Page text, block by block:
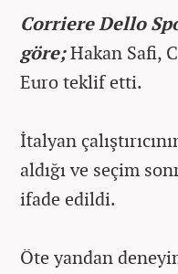
Corriere Dello
göre;Hakan Safi,
Euro teklif etti.
İtalyan
aldığı ve seçim
ifade edildi.
Öte yandan